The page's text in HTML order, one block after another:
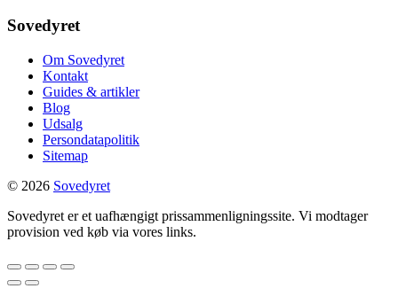
Sovedyret
Om Sovedyret
Kontakt
Guides & artikler
Blog
Udsalg
Persondatapolitik
Sitemap
© 2026 Sovedyret
Sovedyret er et uafhængigt prissammenligningssite. Vi modtager
provision ved køb via vores links.